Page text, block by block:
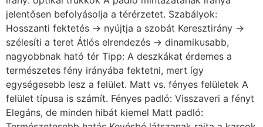
néha több A túl erős minták vizuálisan zsúfolttá tehetik
a teret. Kerüld: Erősen kontrasztos minták Túl sokféle
szín kombinációját Válaszd inkább: Finom erezetű fa
hatás Egyszínű vagy visszafogott minták Folytonosság
a falakkal A padló és a fal találkozása kulcsfontosságú.
Tippek: Vékony, diszkrét szegélylécek A falhoz közeli
árnyalatok Rejtett vagy minimalista átmenetek A
megfelelő padlóburkolat kiválasztása nemcsak
esztétikai kérdés, hanem térnövelő eszköz is. Egy jól